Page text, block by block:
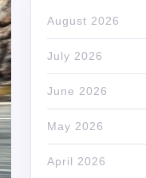
August 2026
July 2026
June 2026
May 2026
April 2026